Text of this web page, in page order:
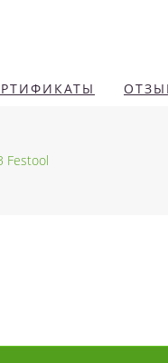
Festool